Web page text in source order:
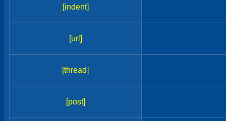
[indent]
[url]
[thread]
[post]